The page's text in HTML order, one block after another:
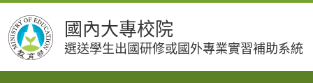
跳
到
主
要
國內大專校院
選送學生出國研修或國外專業實習補助系統